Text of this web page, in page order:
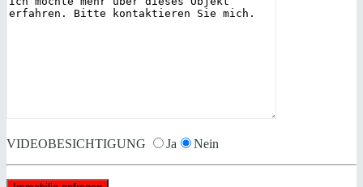
VIDEOBESICHTIGUNG Ja Nein